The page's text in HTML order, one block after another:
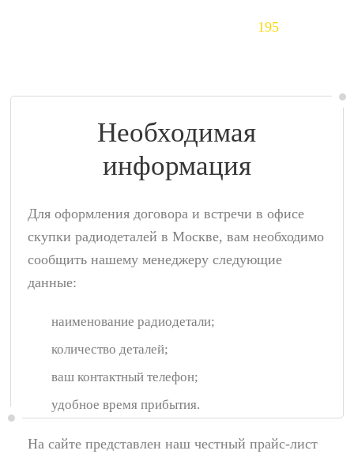
195
Необходимая
информация
Для оформления договора и встречи в офисе
скупки радиодеталей в Москве, вам необходимо
сообщить нашему менеджеру следующие
данные:
наименование радиодетали;
количество деталей;
ваш контактный телефон;
удобное время прибытия.
На сайте представлен наш честный прайс-лист